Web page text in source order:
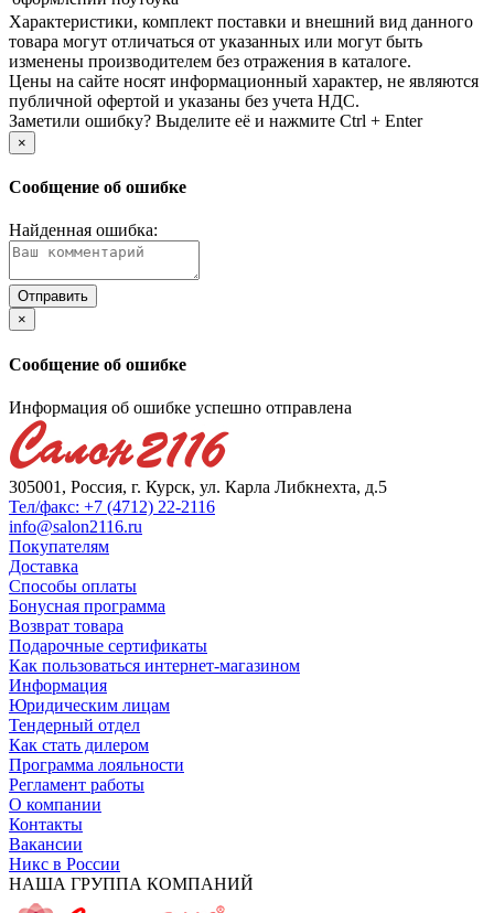
Xарактеристики, комплект поставки и внешний вид данного
товара могут отличаться от указанных или могут быть
изменены производителем без отражения в каталоге.
Цены на сайте носят информационный характер, не являются
публичной офертой и указаны без учета НДС.
Заметили ошибку? Выделите её и нажмите Ctrl + Enter
×
Сообщение об ошибке
Найденная ошибка:
×
Сообщение об ошибке
Информация об ошибке успешно отправлена
305001, Россия, г. Курск, ул. Карла Либкнехта, д.5
Тел/факс: +7 (4712) 22-2116
info@salon2116.ru
Покупателям
Доставка
Способы оплаты
Бонусная программа
Возврат товара
Подарочные сертификаты
Как пользоваться интернет-магазином
Информация
Юридическим лицам
Тендерный отдел
Как стать дилером
Программа лояльности
Регламент работы
О компании
Контакты
Вакансии
Никс в России
НАША ГРУППА КОМПАНИЙ